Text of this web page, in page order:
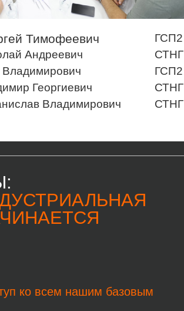
Тимофеевич
ГСП2
СТНГ
ГСП2
СТНГ
СТНГ
Андреевич
Георгиевич
Владимирович
ко всем нашим базовым